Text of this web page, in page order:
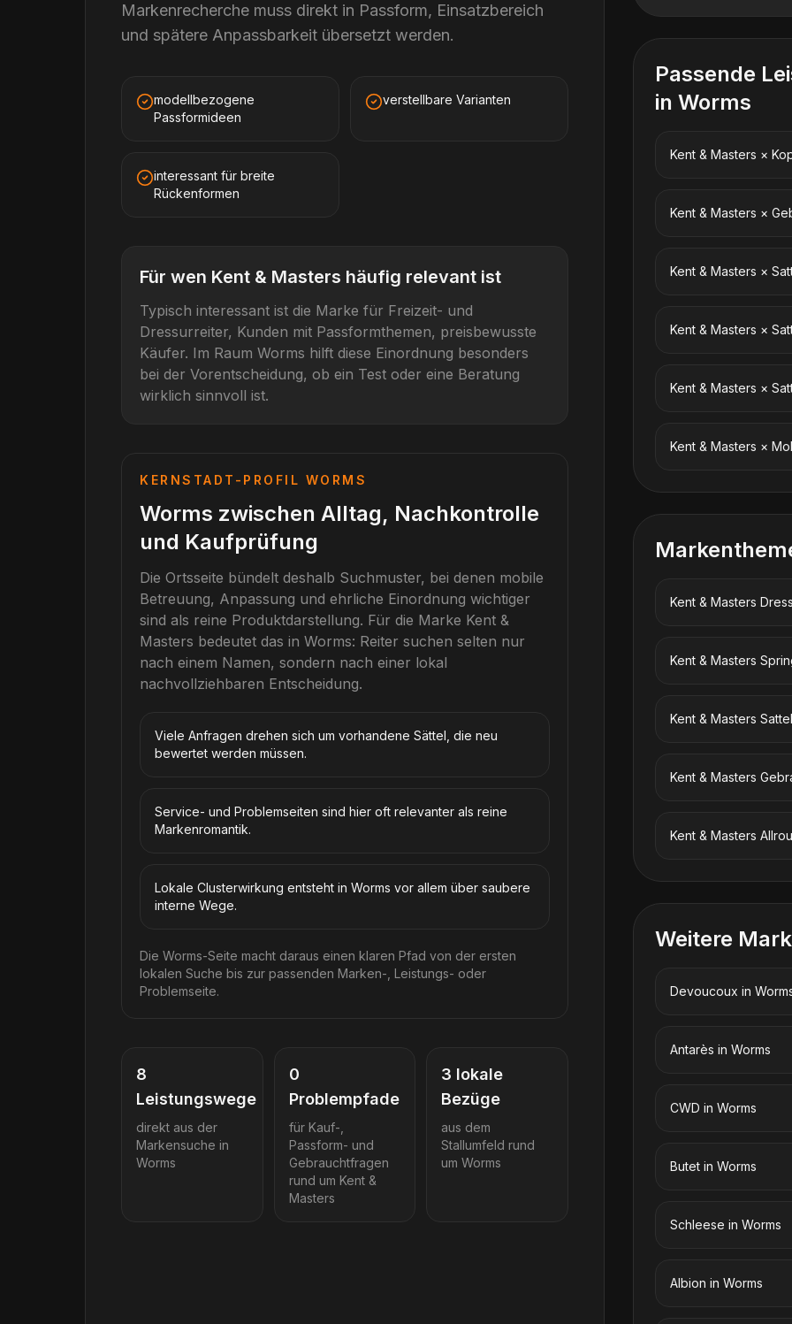
Markenrecherche muss direkt in Passform, Einsatzbereich
und spätere Anpassbarkeit übersetzt werden.
modellbezogene
Passformideen
verstellbare Varianten
interessant für breite
Rückenformen
Für wen Kent & Masters häufig relevant ist
Typisch interessant ist die Marke für Freizeit- und
Dressurreiter, Kunden mit Passformthemen, preisbewusste
Käufer. Im Raum Worms hilft diese Einordnung besonders
bei der Vorentscheidung, ob ein Test oder eine Beratung
wirklich sinnvoll ist.
KERNSTADT-PROFIL WORMS
Worms zwischen Alltag, Nachkontrolle
und Kaufprüfung
Die Ortsseite bündelt deshalb Suchmuster, bei denen mobile
Betreuung, Anpassung und ehrliche Einordnung wichtiger
sind als reine Produktdarstellung. Für die Marke Kent &
Masters bedeutet das in Worms: Reiter suchen selten nur
nach einem Namen, sondern nach einer lokal
nachvollziehbaren Entscheidung.
Viele Anfragen drehen sich um vorhandene Sättel, die neu
bewertet werden müssen.
Service- und Problemseiten sind hier oft relevanter als reine
Markenromantik.
Lokale Clusterwirkung entsteht in Worms vor allem über saubere
interne Wege.
Die Worms-Seite macht daraus einen klaren Pfad von der ersten
lokalen Suche bis zur passenden Marken-, Leistungs- oder
Problemseite.
8
Leistungswege
direkt aus der
Markensuche in
Worms
0
Problempfade
für Kauf-,
Passform- und
Gebrauchtfragen
rund um Kent &
Masters
3 lokale
Bezüge
aus dem
Stallumfeld rund
umWorms
Passende
in Worms
Kent & Masters ×
Kent & Masters ×
Kent & Masters ×
Kent & Masters ×
Kent & Masters ×
Kent & Masters ×
Kent & Masters
Kent & Masters
Kent & Masters
Kent & Masters
Kent & Masters
Weitere
Devoucoux in
Antarès in Worms
CWD in Worms
Butet in Worms
Schleese in Worms
Albion in Worms